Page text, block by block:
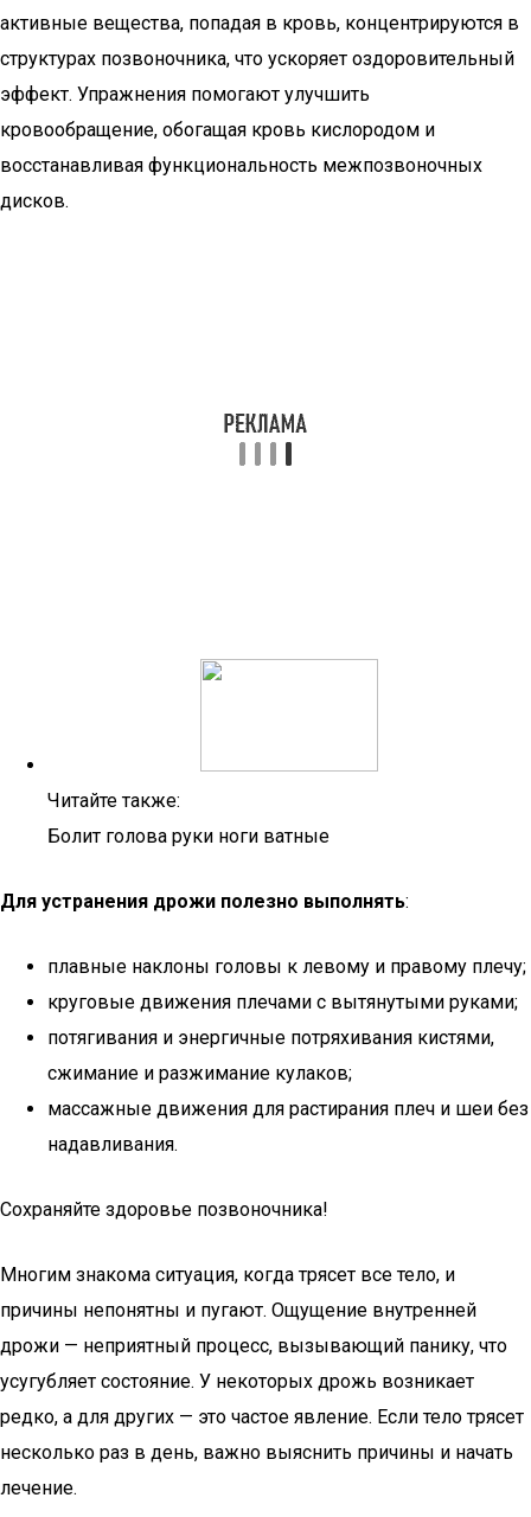
активные вещества, попадая в кровь, концентрируются в
структурах позвоночника, что ускоряет оздоровительный
эффект. Упражнения помогают улучшить
кровообращение, обогащая кровь кислородом и
восстанавливая функциональность межпозвоночных
дисков.
Читайте также:
Болит голова руки ноги ватные
Для устранения дрожи полезно выполнять:
плавные наклоны головы к левому и правому плечу;
круговые движения плечами с вытянутыми руками;
потягивания и энергичные потряхивания кистями,
сжимание и разжимание кулаков;
массажные движения для растирания плеч и шеи без
надавливания.
Сохраняйте здоровье позвоночника!
Многим знакома ситуация, когда трясет все тело, и
причины непонятны и пугают. Ощущение внутренней
дрожи — неприятный процесс, вызывающий панику, что
усугубляет состояние. У некоторых дрожь возникает
редко, а для других — это частое явление. Если тело трясет
несколько раз в день, важно выяснить причины и начать
лечение.